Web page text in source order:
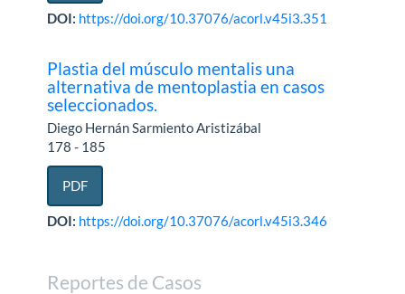
DOI: https://doi.org/10.37076/acorl.v45i3.351
Plastia del músculo mentalis una
alternativa de mentoplastia en casos
seleccionados.
Diego Hernán Sarmiento Aristizábal
178 - 185
PDF
DOI: https://doi.org/10.37076/acorl.v45i3.346
Reportes de Casos